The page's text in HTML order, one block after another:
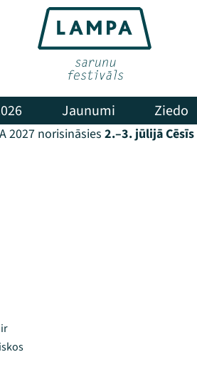
Jaunumi Ziedo
2027 norisināsies 2.–3. jūlijā Cēsīs